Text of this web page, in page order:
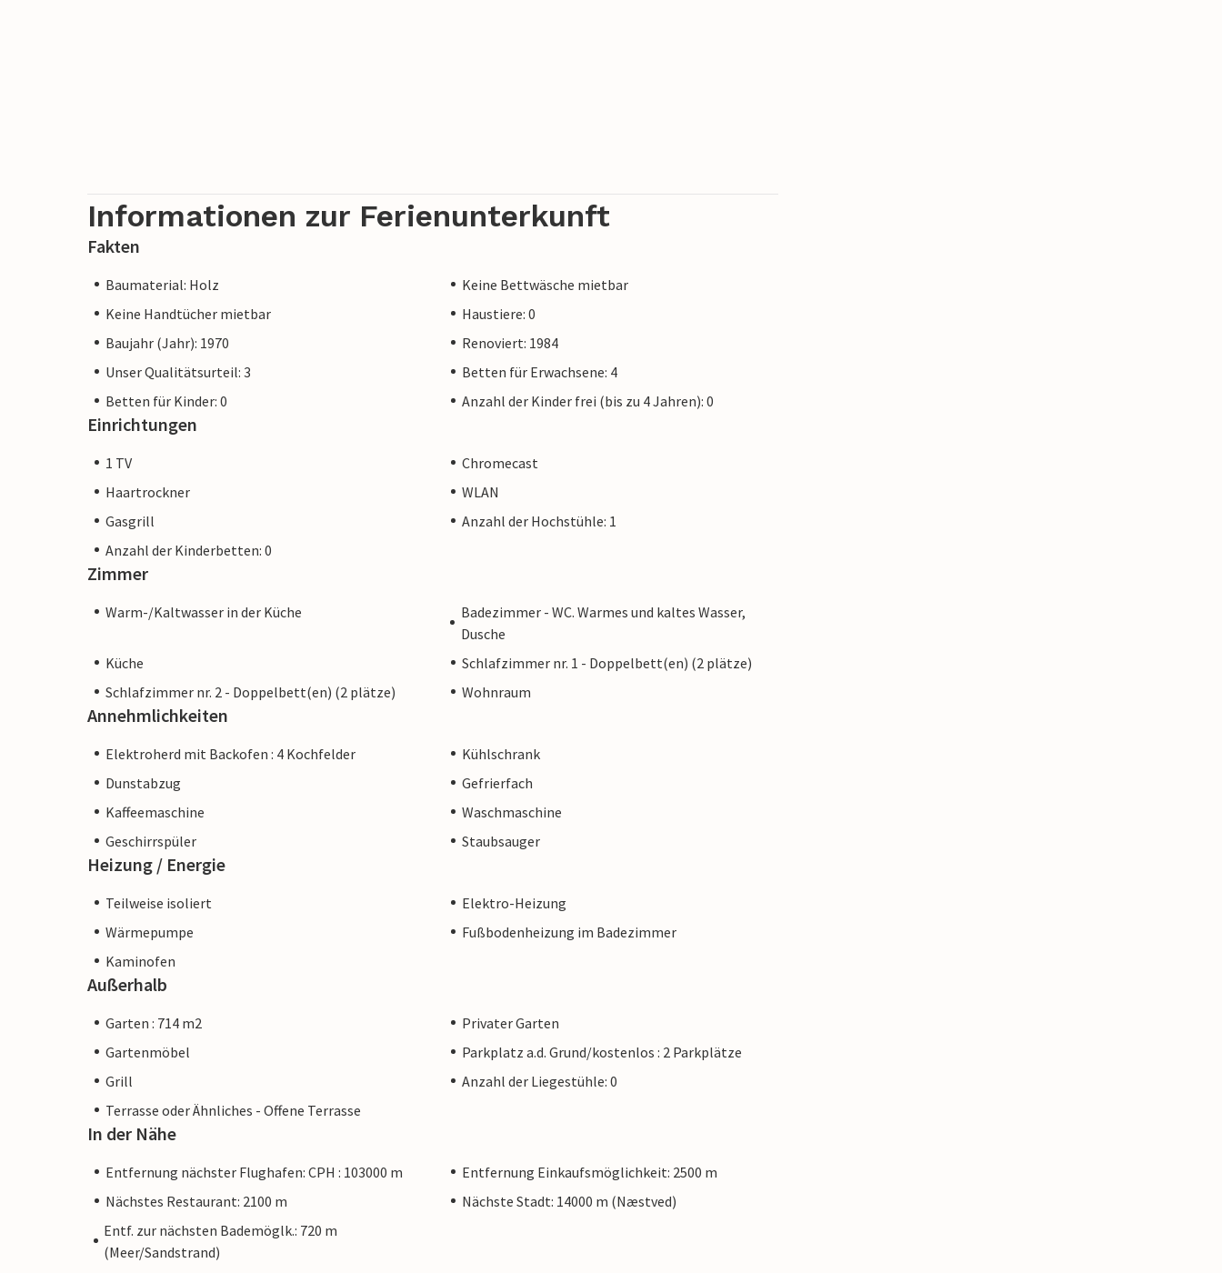
Informationen zur Ferienunterkunft
Fakten
Baumaterial: Holz
Keine Bettwäsche mietbar
Keine Handtücher mietbar
Haustiere: 0
Baujahr (Jahr): 1970
Renoviert: 1984
Unser Qualitätsurteil: 3
Betten für Erwachsene: 4
Betten für Kinder: 0
Anzahl der Kinder frei (bis zu 4 Jahren): 0
Einrichtungen
1 TV
Chromecast
Haartrockner
WLAN
Gasgrill
Anzahl der Hochstühle: 1
Anzahl der Kinderbetten: 0
Zimmer
Warm-/Kaltwasser in der Küche
Badezimmer - WC. Warmes und kaltes Wasser,
Dusche
Küche
Schlafzimmer nr. 1 - Doppelbett(en) (2 plätze)
Schlafzimmer nr. 2 - Doppelbett(en) (2 plätze)
Wohnraum
Annehmlichkeiten
Elektroherd mit Backofen : 4 Kochfelder
Kühlschrank
Dunstabzug
Gefrierfach
Kaffeemaschine
Waschmaschine
Geschirrspüler
Staubsauger
Heizung / Energie
Teilweise isoliert
Elektro-Heizung
Wärmepumpe
Fußbodenheizung im Badezimmer
Kaminofen
Außerhalb
Garten : 714 m2
Privater Garten
Gartenmöbel
Parkplatz a.d. Grund/kostenlos : 2 Parkplätze
Grill
Anzahl der Liegestühle: 0
Terrasse oder Ähnliches - Offene Terrasse
In der Nähe
Entfernung nächster Flughafen: CPH : 103000 m
Entfernung Einkaufsmöglichkeit: 2500 m
Nächstes Restaurant: 2100 m
Nächste Stadt: 14000 m (Næstved)
Entf. zur nächsten Bademöglk.: 720 m
(Meer/Sandstrand)